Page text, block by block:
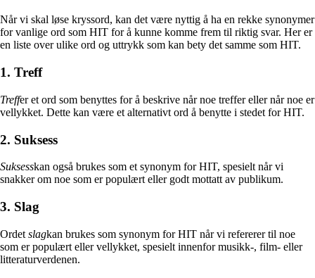
Når vi skal løse kryssord, kan det være nyttig å ha en rekke synonymer
for vanlige ord som HIT for å kunne komme frem til riktig svar. Her er
en liste over ulike ord og uttrykk som kan bety det samme som HIT.
1. Treff
Treffer et ord som benyttes for å beskrive når noe treffer eller når noe er
vellykket. Dette kan være et alternativt ord å benytte i stedet for HIT.
2. Suksess
Suksesskan også brukes som et synonym for HIT, spesielt når vi
snakker om noe som er populært eller godt mottatt av publikum.
3. Slag
Ordet slagkan brukes som synonym for HIT når vi refererer til noe
som er populært eller vellykket, spesielt innenfor musikk-, film- eller
litteraturverdenen.